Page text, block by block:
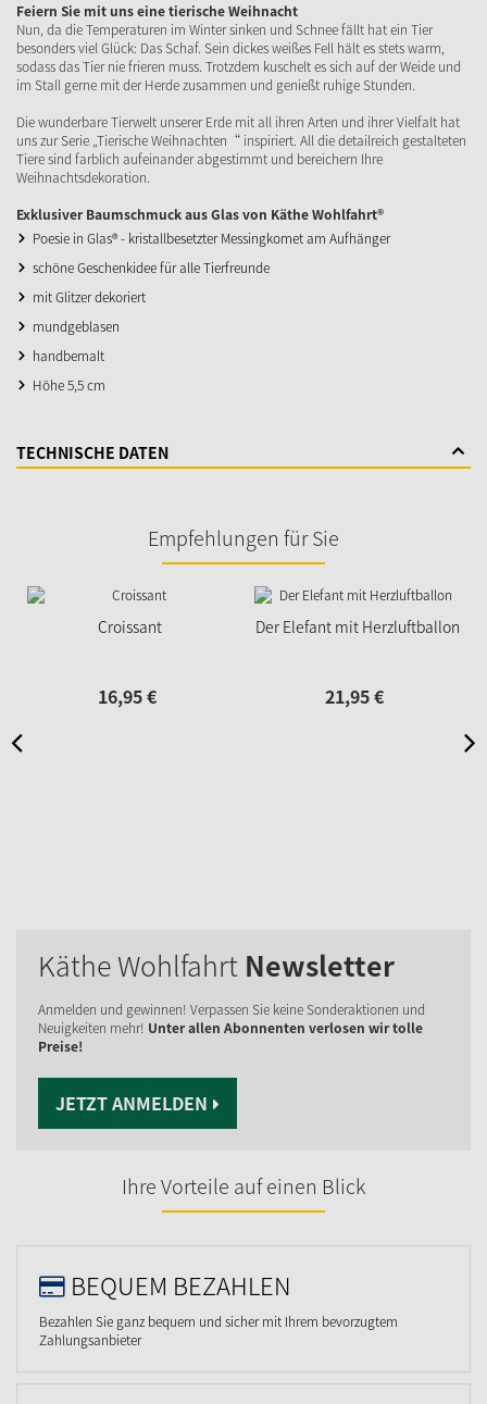
Feiern Sie mit uns eine tierische Weihnacht
Nun, da die Temperaturen im Winter sinken und Schnee fällt hat ein Tier
besonders viel Glück: Das Schaf. Sein dickes weißes Fell hält es stets warm,
sodass das Tier nie frieren muss. Trotzdem kuschelt es sich auf der Weide und
im Stall gerne mit der Herde zusammen und genießt ruhige Stunden.
Die wunderbare Tierwelt unserer Erde mit all ihren Arten und ihrer Vielfalt hat
uns zur Serie „Tierische Weihnachten“ inspiriert. All die detailreich gestalteten
Tiere sind farblich aufeinander abgestimmt und bereichern Ihre
Weihnachtsdekoration.
Exklusiver Baumschmuck aus Glas von Käthe Wohlfahrt®
Poesie in Glas® - kristallbesetzter Messingkomet am Aufhänger
schöne Geschenkidee für alle Tierfreunde
mit Glitzer dekoriert
mundgeblasen
handbemalt
Höhe 5,5 cm
TECHNISCHE DATEN
Empfehlungen für Sie
Croissant
16,95€
Der Elefant mit Herzluftballon
21,95€
Käthe Wohlfahrt Newsletter
Anmelden und gewinnen! Verpassen Sie keine Sonderaktionen und
Neuigkeiten mehr! Unter allen Abonnenten verlosen wir tolle
Preise!
JETZT ANMELDEN
Ihre Vorteile auf einen Blick
BEQUEM BEZAHLEN
Bezahlen Sie ganz bequem und sicher mit Ihrem bevorzugtem
Zahlungsanbieter